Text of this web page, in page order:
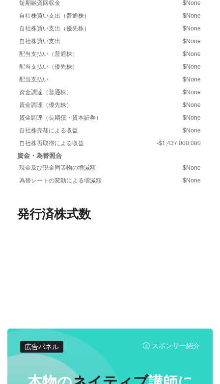
短期融資回収金
$None
自社株買い支出（普通株）
$None
自社株買い支出（優先株）
$None
自社株買い支出
$None
配当支払い（普通株）
$None
配当支払い（優先株）
$None
配当支払い
$None
資金調達（普通株）
$None
資金調達（優先株）
$None
資金調達（長期債・資本証券）
$None
自社株売却による収益
$None
自社株再取得による収益
-$1,437,000,000
資金・為替照合
現金及び現金同等物の増減額
$None
為替レートの変動による増減額
$None
発行済株式数
広告パネル スポンサー紹介